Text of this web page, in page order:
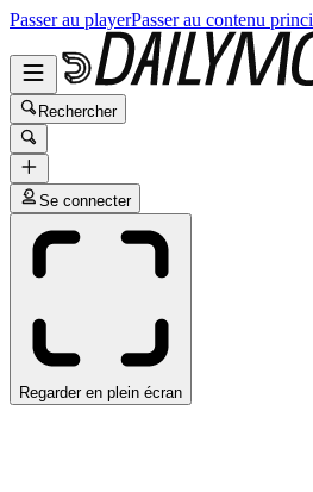
Passer au playerPasser au contenu
Rechercher
Se connecter
Regarder en plein écran